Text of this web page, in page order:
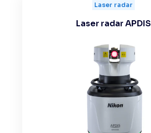
Laser radar
Laser radar APDIS